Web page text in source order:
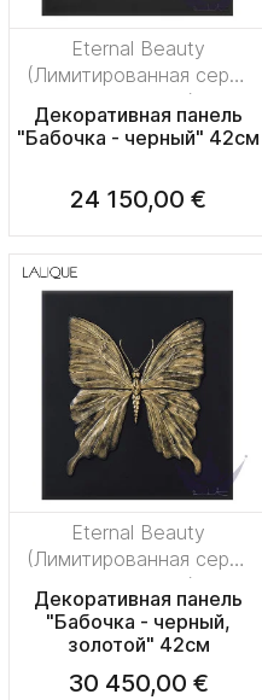
Eternal Beauty
(Лимитированная серия
на 50 пред.)
Декоративная панель
"Бабочка - черный" 42см
24 150,00 €
Eternal Beauty
(Лимитированная серия
на 50 пред.)
Декоративная панель
"Бабочка - черный,
золотой" 42см
30 450,00 €